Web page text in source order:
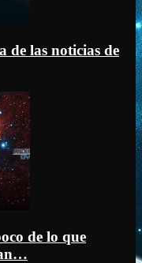
de las noticias de
de lo que